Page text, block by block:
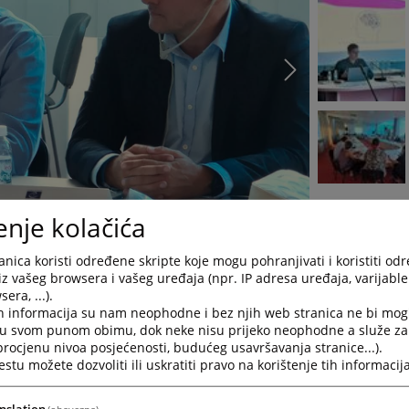
skup u organizaciji Vijeća Evrope pod nazivom „Korištenje
“. Skup je bio namijenjen sudijama odjeljenja sudske prakse i
a istom su prisustvovali predstavnici VSTV-a BiH i sudova
suda u Banja Luci i Kantonalnog suda u Sarajevu.
suda u Francuskoj u uvođenju vještačke inteligencije, koji je
predstavio gospodin Amaury Fouret, stručnjak za obradu
kolačića
koristi određene skripte koje mogu pohranjivati i koristiti
vašeg browsera i vašeg uređaja (npr. IP adresa uređaja,
...).
informacija su nam neophodne i bez njih web stranica ne bi
svom punom obimu, dok neke nisu prijeko neophodne a služe
nivoa posjećenosti, budućeg usavršavanja stranice...).
možete dozvoliti ili uskratiti pravo na korištenje tih